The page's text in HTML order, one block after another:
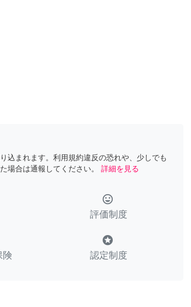
込まれます。利用規約違反の恐れや、少しでも
場合は通報してください。
詳細を見る
tag_faces
評価制度
険
stars
認定制度